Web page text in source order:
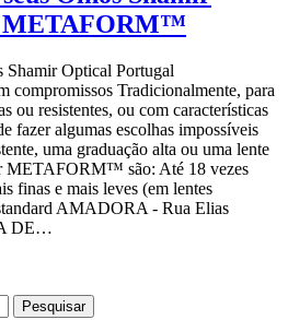
METAFORM™
Shamir Optical Portugal
Tradicionalmente, para
ou resistentes, ou com características
fazer algumas escolhas impossíveis
uma graduação alta ou uma lente
METAFORM™ são: Até 18 vezes
finas e mais leves (em lentes
AMADORA - Rua Elias
DE…